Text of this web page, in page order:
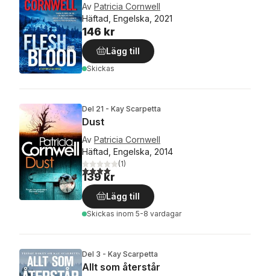
Av Patricia Cornwell
Häftad, Engelska, 2021
146 kr
Lägg till
Skickas
Del 21 - Kay Scarpetta
Dust
Av Patricia Cornwell
Häftad, Engelska, 2014
4,0utav 5 stjärnor. Totalt antal röster:
(1)
139 kr
Lägg till
Skickas inom 5-8 vardagar
Del 3 - Kay Scarpetta
Allt som återstår